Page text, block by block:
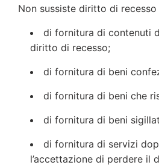
Non sussiste diritto di
di fornitura di contenuti
diritto di recesso;
di fornitura di beni
di fornitura di beni che
di fornitura di beni
di fornitura di servizi
l’accettazione di perdere